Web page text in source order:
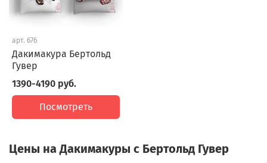
арт. 676
Дакимакура Бертольд
Гувер
1390-4190 руб.
Посмотреть
Цены на Дакимакуры с Бертольд Гувер